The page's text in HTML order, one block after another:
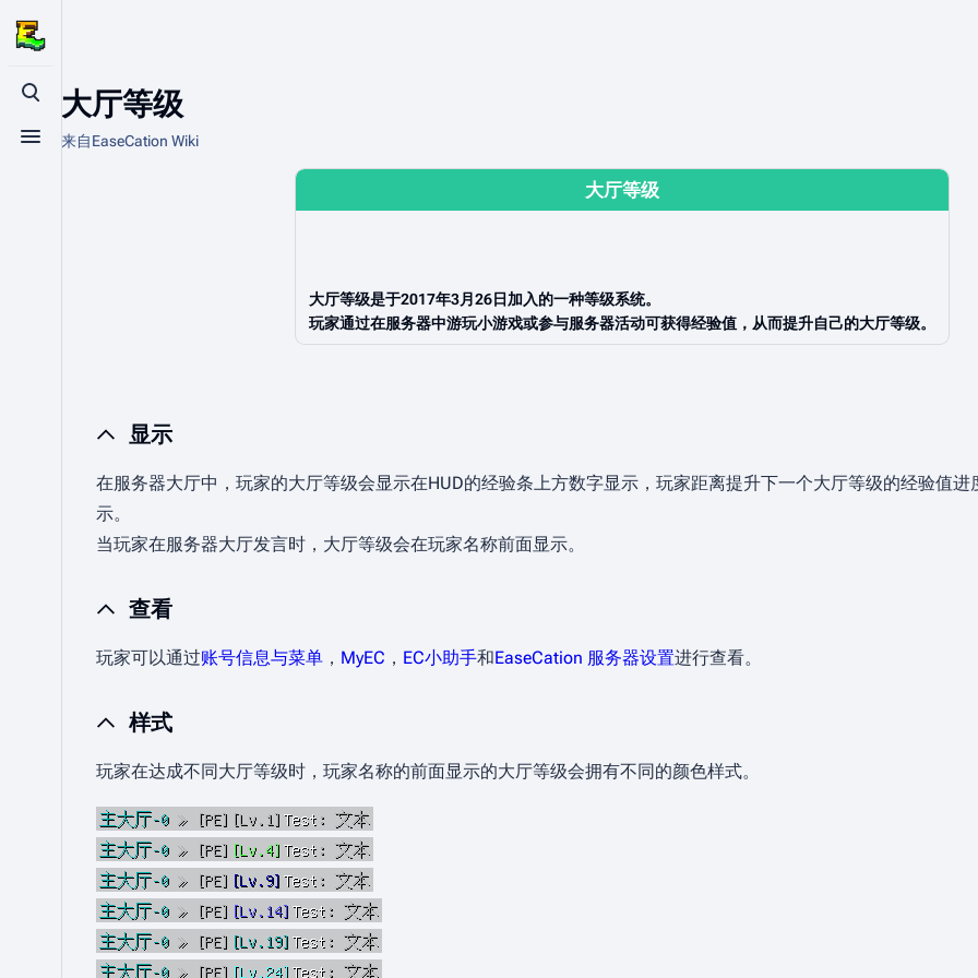
打开/关闭搜索
打开/关闭菜单
大厅等级
来自EaseCation Wiki
大厅等级
大厅等级是于2017年3月26日加入的一种等级系统。
玩家通过在服务器中游玩小游戏或参与服务器活动可获得经验值，从而提升自己的大厅等级。
显示
在服务器大厅中，玩家的大厅等级会显示在HUD的经验条上方数字显示，玩家距离提升下一个大厅等级的经验值
示。
当玩家在服务器大厅发言时，大厅等级会在玩家名称前面显示。
查看
玩家可以通过账号信息与菜单 ， MyEC ， EC小助手和EaseCation 服务器设置进行查看。
样式
玩家在达成不同大厅等级时，玩家名称的前面显示的大厅等级会拥有不同的颜色样式。
主大厅-0≫ [PE] [Lv.1] Test : 文本
主大厅-0≫ [PE] [Lv.4] Test : 文本
主大厅-0≫ [PE] [Lv.9] Test : 文本
主大厅-0≫ [PE] [Lv.14] Test : 文本
主大厅-0≫ [PE] [Lv.19] Test : 文本
主大厅-0≫ [PE] [Lv.24] Test : 文本